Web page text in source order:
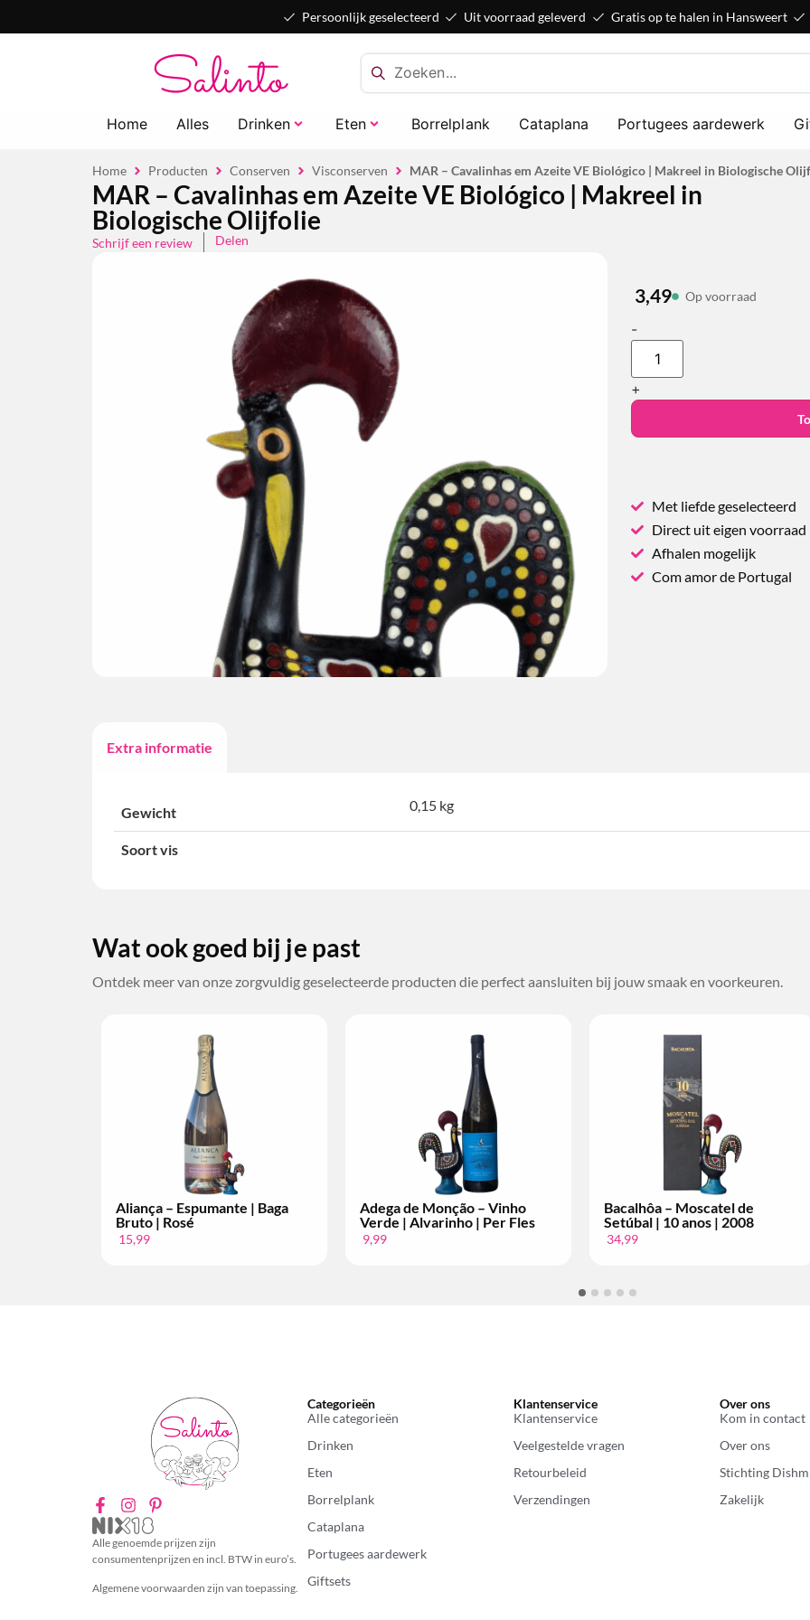
Persoonlijk geselecteerd Uit voorraad geleverd Gratis op te halen in Hansweert
Home Alles Drinken Eten Borrelplank Cataplana Portugees aardewerk
Home Producten Conserven Visconserven MAR – Cavalinhas em Azeite VE Biológico | Makreel in Biologische
MAR – Cavalinhas em Azeite VE Biológico | Makreel in
Biologische Olijfolie
Schrijf een review Delen
3,49 Op voorraad
-
+
Met liefde geselecteerd
Direct uit eigen voorraad
Afhalen mogelijk
Com amor de Portugal
Extra informatie
Gewicht 0,15 kg
Soort vis
Wat ook goed bij je past
Ontdek meer van onze zorgvuldig geselecteerde producten die perfect aansluiten bij jouw smaak en voorkeuren.
Adega de Monção – Vinho
Verde | Alvarinho | Per Fles
Bacalhôa – Moscatel de
Setúbal | 10 anos | 2008
Bacalhôa – Moscatel de
Setúbal | 10 anos | 2004
Conde de
Tinto |
Alle genoemde prijzen zijn
consumentenprijzen en incl. BTW in euro’s.
Algemene voorwaarden zijn van toepassing.
Categorieën
Alle categorieën
Drinken
Eten
Borrelplank
Cataplana
Portugees aardewerk
Giftsets
Klantenservice
Klantenservice
Veelgestelde vragen
Retourbeleid
Verzendingen
Over ons
Kom in contact
Over ons
Stichting
Zakelijk